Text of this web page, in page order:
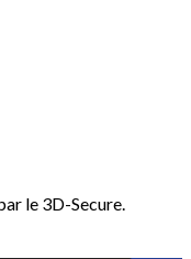
le 3D-Secure.